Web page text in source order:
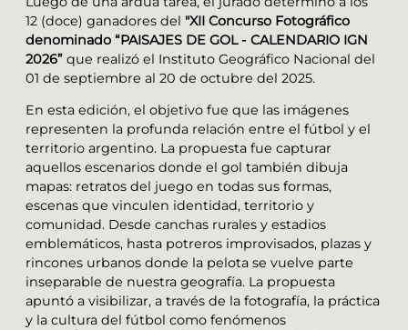
12 (doce) ganadores del "XII Concurso Fotográfico
denominado “PAISAJES DE GOL - CALENDARIO IGN
2026” que realizó el Instituto Geográfico Nacional del
01 de septiembre al 20 de octubre del 2025.
En esta edición, el objetivo fue que las imágenes
representen la profunda relación entre el fútbol y el
territorio argentino. La propuesta fue capturar
aquellos escenarios donde el gol también dibuja
mapas: retratos del juego en todas sus formas,
escenas que vinculen identidad, territorio y
comunidad. Desde canchas rurales y estadios
emblemáticos, hasta potreros improvisados, plazas y
rincones urbanos donde la pelota se vuelve parte
inseparable de nuestra geografía. La propuesta
apuntó a visibilizar, a través de la fotografía, la práctica
y la cultura del fútbol como fenómenos